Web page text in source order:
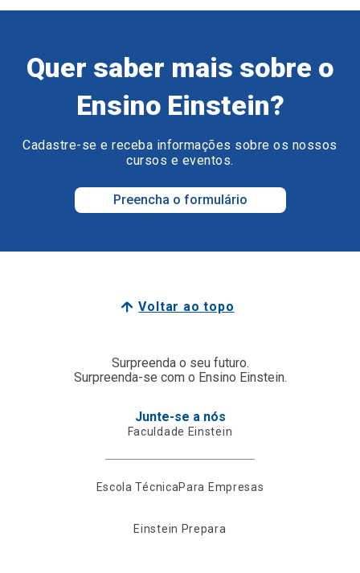
Quer saber mais sobre o
Ensino Einstein?
Cadastre-se e receba informações sobre os nossos
cursos e eventos.
Preencha o formulário
Voltar ao topo
Surpreenda o seu futuro.
Surpreenda-se com o Ensino Einstein.
Junte-se a nós
Faculdade Einstein
Escola TécnicaPara Empresas
Einstein Prepara